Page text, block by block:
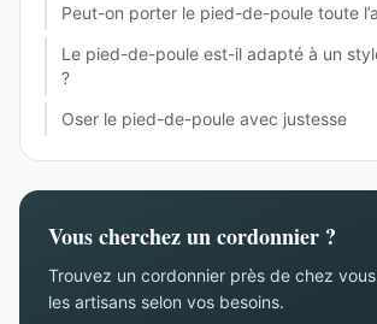
Peut-on porter le pied-de-poule toute
Le pied-de-poule est-il adapté à un
?
Oser le pied-de-poule avec justesse
Vous cherchez un cordonnier ?
Trouvez un cordonnier près de chez
les artisans selon vos besoins.